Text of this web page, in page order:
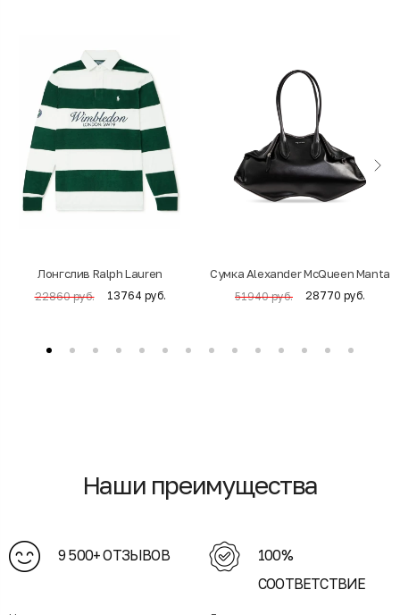
Лонгслив Ralph Lauren
22860 руб. 13764 руб.
Cумка Alexander McQueen Manta
51940 руб. 28770 руб.
Наши преимущества
9 500+ ОТЗЫВОВ
100%
СООТВЕТСТВИЕ